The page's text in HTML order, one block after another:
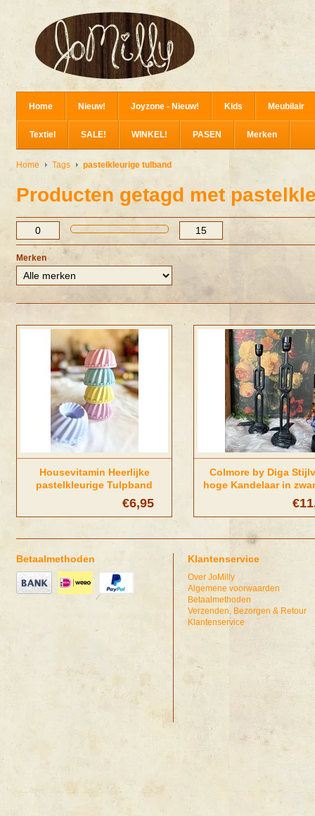
Home Nieuw! Joyzone - Nieuw! Kids Meubilair
Textiel SALE! WINKEL! PASEN Merken
Home Tags pastelkleurige tulband
Producten getagd met
Merken
Housevitamin Heerlijke
pastelkleurige Tulpband
Kaarsenhouders€6,95
Colmore by Diga
hoge Kandelaar in
Betaalmethoden Klantenservice
Over JoMilly
Algemene voorwaarden
Betaalmethoden
Verzenden, Bezorgen & Retour
Klantenservice